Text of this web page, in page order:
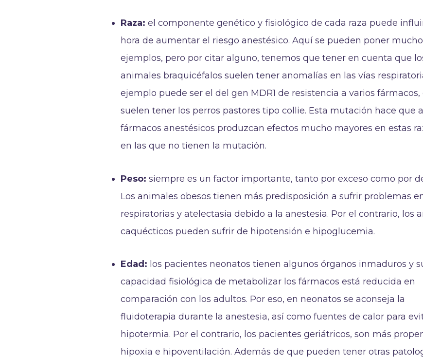
Raza: el componente genético y fisiológico de cada raza puede
hora de aumentar el riesgo anestésico. Aquí se pueden poner
ejemplos, pero por citar alguno, tenemos que tener en cuenta que
animales braquicéfalos suelen tener anomalías en las vías
ejemplo puede ser el del gen MDR1 de resistencia a varios fármacos,
suelen tener los perros pastores tipo collie. Esta mutación hace que
fármacos anestésicos produzcan efectos mucho mayores en estas
en las que no tienen la mutación.
Peso:siempre es un factor importante, tanto por exceso como por
Los animales obesos tienen más predisposición a sufrir problemas
respiratorias y atelectasia debido a la anestesia. Por el contrario, los
caquécticos pueden sufrir de hipotensión e hipoglucemia.
Edad: los pacientes neonatos tienen algunos órganos inmaduros y
capacidad fisiológica de metabolizar los fármacos está reducida en
comparación con los adultos. Por eso, en neonatos se aconseja la
fluidoterapia durante la anestesia, así como fuentes de calor para
hipotermia. Por el contrario, los pacientes geriátricos, son más
hipoxia e hipoventilación. Además de que pueden tener otras